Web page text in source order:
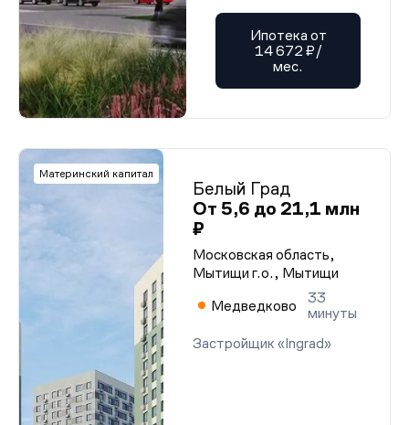
Ипотека от
14 672 ₽/
мес.
Материнский капитал
Белый Град
От 5,6 до 21,1 млн
₽
Московская область,
Мытищи г.о., Мытищи
Медведково
33
минуты
Застройщик «Ingrad»